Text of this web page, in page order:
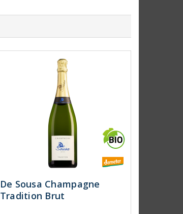
De Sousa Champagne
Tradition Brut